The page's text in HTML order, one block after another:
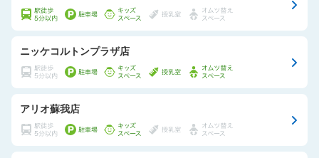
ニッケコルトンプラザ店
アリオ蘇我店